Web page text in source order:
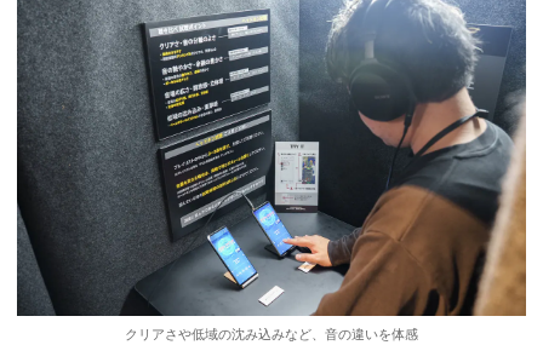
クリアさや低域の沈み込みなど、音の違いを体感